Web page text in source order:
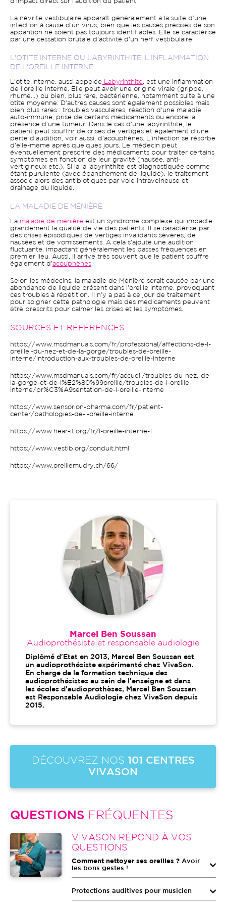
d'impact direct sur l'audition du patient.
La névrite vestibulaire apparaît généralement à la suite d’une
infection à cause d'un virus, bien que les causes précises de son
apparition ne soient pas toujours identifiables. Elle se caractérise
par une cessation brutale d'activité d'un nerf vestibulaire.
L'OTITE INTERNE OU LABYRINTHITE, L'INFLAMMATION
DE L'OREILLE INTERNE
L'otite interne, aussi appelée Labyrinthite , est une inflammation
de l'oreille interne. Elle peut avoir une origine virale (grippe,
rhume...) ou bien, plus rare, bactérienne, notamment suite à une
otite moyenne. D'autres causes sont également possibles mais
bien plus rares : troubles vasculaires, réaction d'une maladie
auto-immune, prise de certains médicaments ou encore la
présence d'une tumeur. Dans le cas d'une labyrinthite, le
patient peut souffrir de crises de vertiges et également d'une
perte d'audition, voir aussi, d'acouphènes. L'infection se résorbe
d'elle-même après quelques jours. Le médecin peut
éventuellement prescrire des médicaments pour traiter certains
symptômes en fonction de leur gravité (nausée, anti-
vertigineux etc.). Si la la labyrinthite est diagnostiquée comme
étant purulente (avec épanchement de liquide), le traitement
associe alors des antibiotiques par voie intraveineuse et
drainage du liquide.
LA MALADIE DE MÉNIÈRE
La maladie de ménière est un syndrome complexe qui impacte
grandement la qualité de vie des patients. Il se caractérise par
des crises épisodiques de vertiges invalidants sévères, de
nausées et de vomissements. A cela s'ajoute une audition
fluctuante, impactant généralement les basses fréquences en
premier lieu. Aussi, il arrive très souvent que le patient souffre
également d'acouphènes
Selon les médecins, la maladie de Ménière serait causée par une
abondance de liquide présent dans l'oreille interne, provoquant
ces troubles à répétition. Il n'y a pas à ce jour de traitement
pour soigner cette pathologie mais des médicaments peuvent
être prescrits pour calmer les crises et les symptômes.
SOURCES ET RÉFÉRENCES
https://www.msdmanuals.com/fr/professional/affections-de-l-
oreille,-du-nez-et-de-la-gorge/troubles-de-oreille-
interne/introduction-aux-troubles-de-oreille-interne
https://www.msdmanuals.com/fr/accueil/troubles-du-nez,-de-
la-gorge-et-de-l%E2%80%99oreille/troubles-de-l-oreille-
interne/pr%C3%A9sentation-de-l-oreille-interne
https://www.sensorion-pharma.com/fr/patient-
center/pathologies-de-l-oreille-interne
https://www.hear-it.org/fr/l-oreille-interne-1
https://www.vestib.org/conduit.html
https://www.oreillemudry.ch/66/
Marcel Ben Soussan
Audioprothésiste et responsable audiologie
Diplômé d'Etat en 2013, Marcel Ben Soussan est
un audioprothésiste expérimenté chez VivaSon.
En charge de la formation technique des
audioprothésistes au sein de l'enseigne et dans
les écoles d'audioprothèses, Marcel Ben Soussan
est Responsable Audiologie chez VivaSon depuis
2015.
DÉCOUVREZ NOS 101 CENTRES
VIVASON
QUESTIONS FRÉQUENTES
Image
VIVASON RÉPOND À VOS
QUESTIONS
Comment nettoyer ses oreilles ? Avoir
les bons gestes !
Protections auditives pour musicien